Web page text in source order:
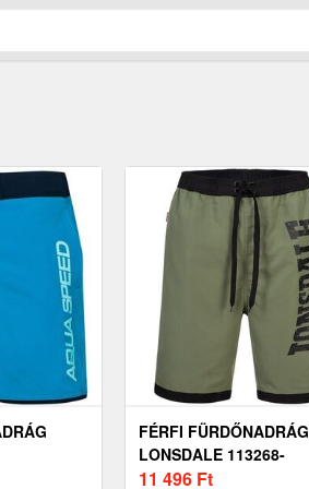
FÉRFI FÜRDŐNADRÁG
LONSDALE 113268-
BLACK/OLIVE
11 496 Ft